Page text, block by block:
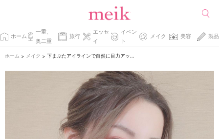
ホーム
一重、
奥二重
旅行
エッセ
イ
イベン
ト
メイク 美容 製品
ホーム > メイク > 下まぶたアイラインで自然に目力アップ！周りに差をつけるワンランクアップメイク術